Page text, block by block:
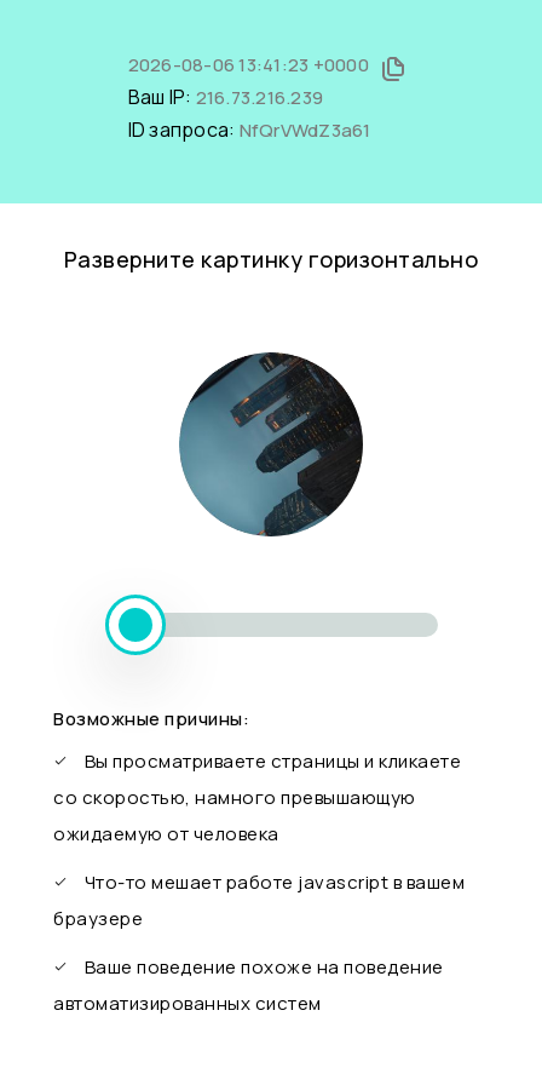
2026-08-06 13:41:23 +0000
Ваш IP: 216.73.216.239
ID запроса: NfQrVWdZ3a61
Разверните картинку горизонтально
Возможные причины:
Вы просматриваете страницы и кликаете
со скоростью, намного превышающую
ожидаемую от человека
Что-то мешает работе javascript в вашем
браузере
Ваше поведение похоже на поведение
автоматизированных систем